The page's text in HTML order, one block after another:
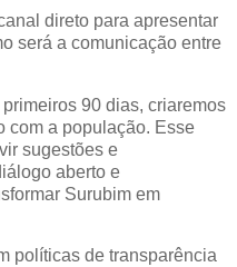
direto para apresentar
será a comunicação entre
primeiros 90 dias, criaremos
com a população. Esse
sugestões e
aberto e
Surubim em
políticas de transparência